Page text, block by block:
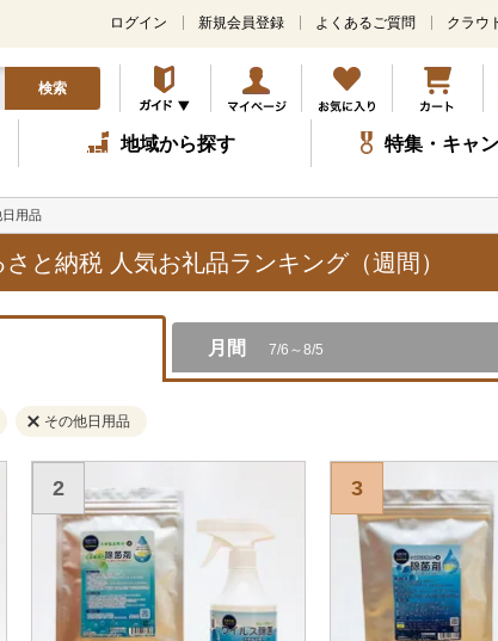
メ
ン
コ
ン
テ
ツ
ッ
プ
ログイン 新規会員登録 よくあるご質問 クラウ
検索
地域から探す 特集・キャ
日用品
と納税 人気お礼品ランキング（週間）
月間 7/6～8/5
その他日用品
2 3